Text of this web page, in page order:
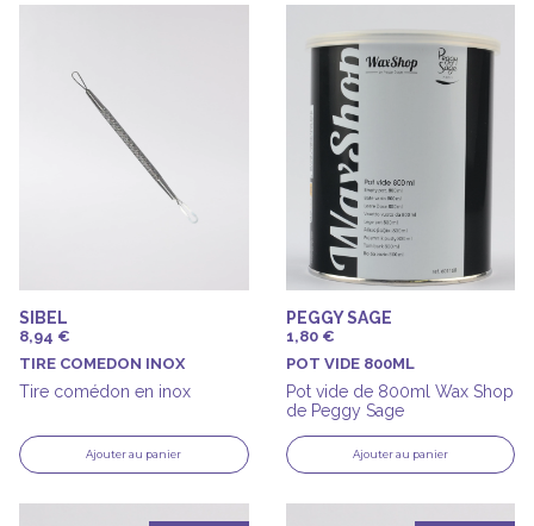
SIBEL
8,94 €
TIRE COMEDON INOX
Tire comédon en inox
Ajouter au panier
PEGGY SAGE
1,80 €
POT VIDE 800ML
Pot vide de 800ml Wax Shop
de Peggy Sage
Ajouter au panier